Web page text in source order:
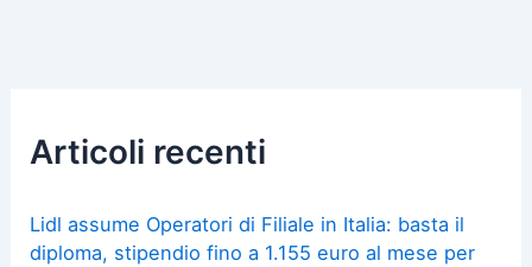
Articoli recenti
Lidl assume Operatori di Filiale in Italia: basta il
diploma, stipendio fino a 1.155 euro al mese per